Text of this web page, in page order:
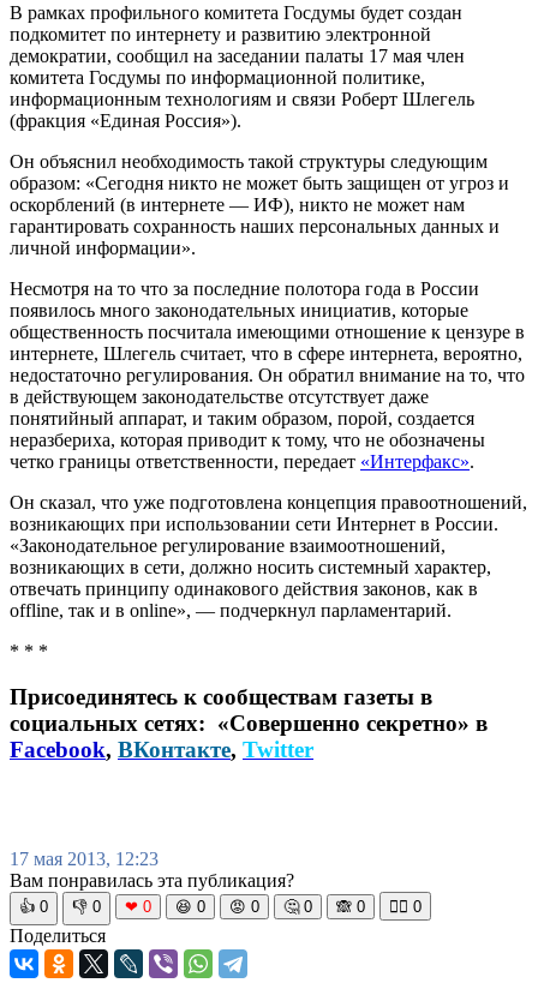
В рамках профильного комитета Госдумы будет создан
подкомитет по интернету и развитию электронной
демократии, сообщил на заседании палаты 17 мая член
комитета Госдумы по информационной политике,
информационным технологиям и связи Роберт Шлегель
(фракция «Единая Россия»).
Он объяснил необходимость такой структуры следующим
образом: «Сегодня никто не может быть защищен от угроз и
оскорблений (в интернете — ИФ), никто не может нам
гарантировать сохранность наших персональных данных и
личной информации».
Несмотря на то что за последние полотора года в России
появилось много законодательных инициатив, которые
общественность посчитала имеющими отношение к цензуре в
интернете, Шлегель считает, что в сфере интернета, вероятно,
недостаточно регулирования. Он обратил внимание на то, что
в действующем законодательстве отсутствует даже
понятийный аппарат, и таким образом, порой, создается
неразбериха, которая приводит к тому, что не обозначены
четко границы ответственности, передает «Интерфакс».
Он сказал, что уже подготовлена концепция правоотношений,
возникающих при использовании сети Интернет в России.
«Законодательное регулирование взаимоотношений,
возникающих в сети, должно носить системный характер,
отвечать принципу одинакового действия законов, как в
offline, так и в online», — подчеркнул парламентарий.
* * *
Присоединятесь к сообществам газеты в
социальных сетях: «Совершенно секретно» в
Facebook, ВКонтакте, Twitter
17 мая 2013, 12:23
Вам понравилась эта публикация?
👍 0 👎 0 ❤ 0 😆 0 😡 0 🤔 0 🙈 0 🧘‍♀️ 0
Поделиться